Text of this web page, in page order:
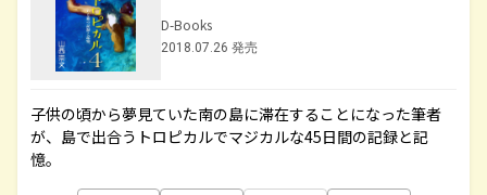
D-Books
2018.07.26 発売
子供の頃から夢見ていた南の島に滞在することになった筆者
が、島で出合うトロピカルでマジカルな45日間の記録と記
憶。